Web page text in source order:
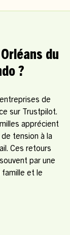
du
?
de
sur Trustpilot.
apprécient
tension à la
Ces retours
par une
famille et le